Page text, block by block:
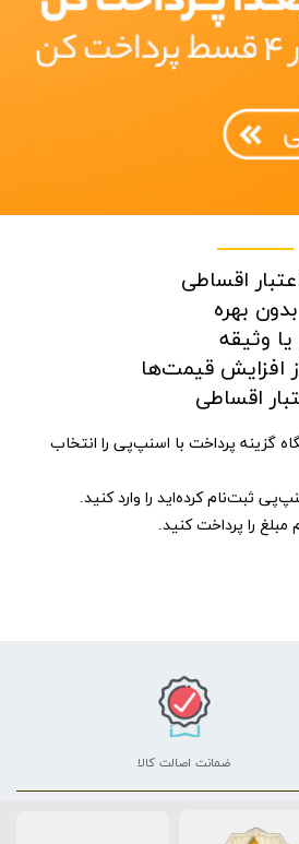
اقساطی
وثیقه
افزایش قیمت‌ها
اقساطی​​​​​​​​​​​​​​
پرداخت با اسنپ‌پی را انتخاب
ثبت‌نام کرده‌اید را وارد کنید.
را پرداخت کنید.
ضمانت اصالت کالا